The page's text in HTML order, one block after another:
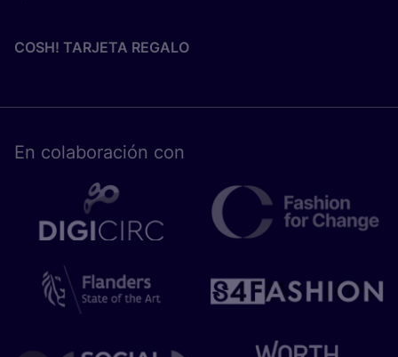
COSH! TARJETA REGALO
En cola­bo­ra­ción con